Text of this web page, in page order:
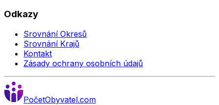
Odkazy
Srovnání Okresů
Srovnání Krajů
Kontakt
Zásady ochrany osobních údajů
PočetObyvatel.com